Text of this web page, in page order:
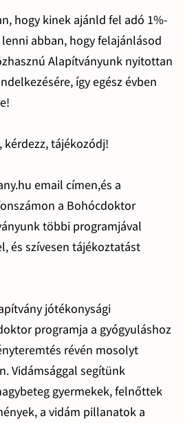
hogy kinek ajánld fel adó 1%-
abban, hogy felajánlásod
Alapítványunk nyitottan
így egész évben
tájékozódj!
email címen,és a
a Bohócdoktor
többi programjával
és szívesen tájékoztatást
jótékonysági
programja a gyógyuláshoz
révén mosolyt
Vidámsággal segítünk
gyermekek, felnőttek
a vidám pillanatok a